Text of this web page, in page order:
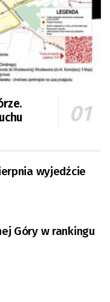
wyjedźcie
Góry w rankingu